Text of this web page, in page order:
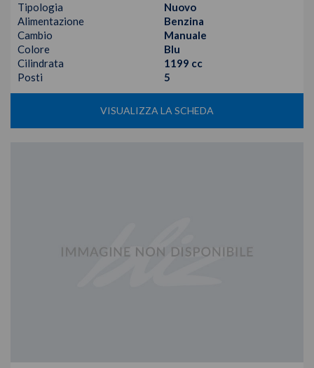
Tipologia
Nuovo
Alimentazione
Benzina
Cambio
Manuale
Colore
Blu
Cilindrata
1199 cc
Posti
5
VISUALIZZA LA SCHEDA